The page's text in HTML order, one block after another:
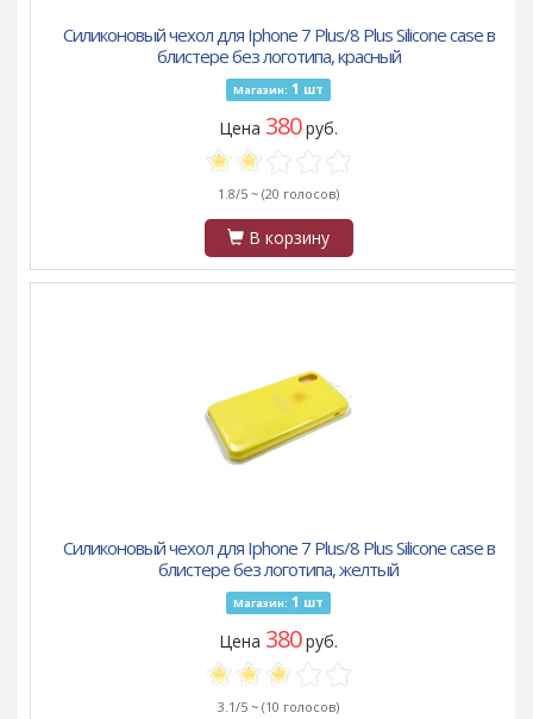
Силиконовый чехол для Iphone 7 Plus/8 Plus Silicone case в
блистере без логотипа, красный
Магазин: 1 шт
Цена 380руб.
1.8/5 ~ (20 голосов)
В корзину
Силиконовый чехол для Iphone 7 Plus/8 Plus Silicone case в
блистере без логотипа, желтый
Магазин: 1 шт
Цена 380руб.
3.1/5 ~ (10 голосов)